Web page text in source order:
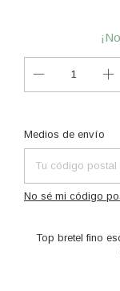
Entregas para el CP:
Medios de envío
No sé mi código
Top bretel fino